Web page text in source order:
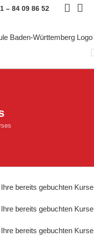
– 84 09 86 52
bereits gebuchten Kurse
bereits gebuchten Kurse
bereits gebuchten Kurse